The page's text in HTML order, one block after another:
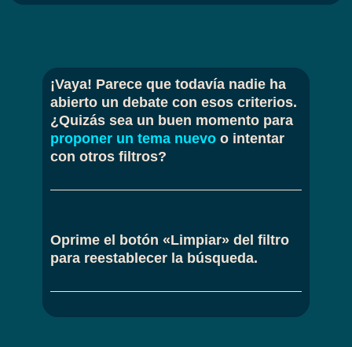
¡Vaya! Parece que todavía nadie ha
abierto un debate con esos criterios.
¿Quizás sea un buen momento para
proponer un tema nuevoo intentar
con otros filtros?
Oprime el botón «Limpiar» del filtro
para reestablecer la búsqueda.